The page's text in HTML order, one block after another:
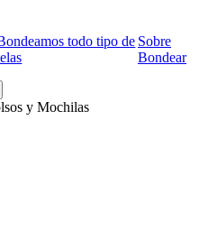
todo tipo de Sobre
Bondear
y Mochilas